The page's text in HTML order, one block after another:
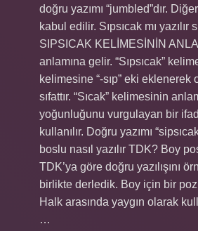
doğru yazımı “jumbled”dır.
kabul edilir. Sıpsıcak mı yazılır
SIPSICAK KELİMESİNİN
anlamına gelir. “Sıpsıcak”
kelimesine “-sıp” eki eklenerek
sıfattır. “Sıcak” kelimesinin
yoğunluğunu vurgulayan bir
kullanılır. Doğru yazımı
boslu nasıl yazılır TDK? Boy
TDK’ya göre doğru yazılışını
birlikte derledik. Boy için bir poz
Halk arasında yaygın olarak
…